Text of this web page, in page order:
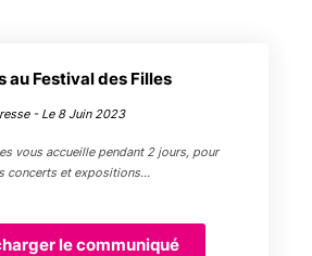
au Festival des Filles
- Le 8 Juin 2023
vous accueille pendant 2 jours, pour
concerts et expositions…
le communiqué